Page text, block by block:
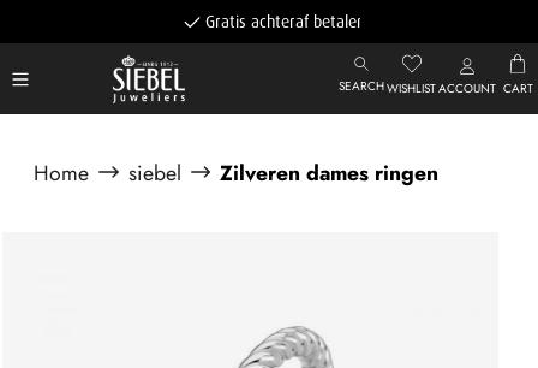
Gratis achteraf betalen
SEARCHWISHLISTACCOUNT CART
Home siebel Zilveren dames ringen